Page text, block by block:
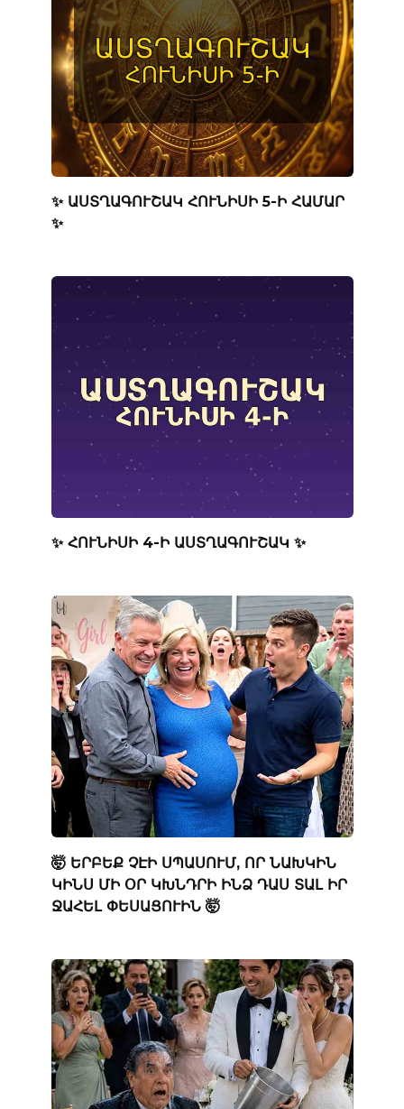
✨ ԱՍՏՂԱԳՈՒՇԱԿ ՀՈՒՆԻՍԻ 5-Ի ՀԱՄԱՐ
✨
✨ ՀՈՒՆԻՍԻ 4-Ի ԱՍՏՂԱԳՈՒՇԱԿ ✨
🤯 ԵՐԲԵՔ ՉԷԻ ՍՊԱՍՈՒՄ, ՈՐ ՆԱԽԿԻՆ
ԿԻՆՍ ՄԻ ՕՐ ԿԽՆԴՐԻ ԻՆՁ ԴԱՍ ՏԱԼ ԻՐ
ՋԱՀԵԼ ՓԵՍԱՑՈՒԻՆ 🤯